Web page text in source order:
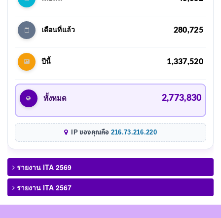
เดือนที่แล้ว 280,725
ปีนี้ 1,337,520
ทั้งหมด 2,773,830
IP ของคุณคือ 216.73.216.220
รายงาน ITA 2569
รายงาน ITA 2567